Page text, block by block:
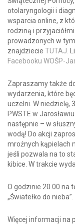
otolaryngologii i
wsparcia online, z
rodziną i
prowadzonych w
znajdziecie TUTAJ.
Facebooku WOŚP-
Zapraszamy także
wydarzenia, które
uczelni. W niedzielę,
PWSTE w
następnie – w
wodą! Do akcji
mroźnych kąpielach
jeśli pozwala na to
kibice. W trakcie
O godzinie 20.00 na
„Światełko do nieba”.
Więcej informacji na